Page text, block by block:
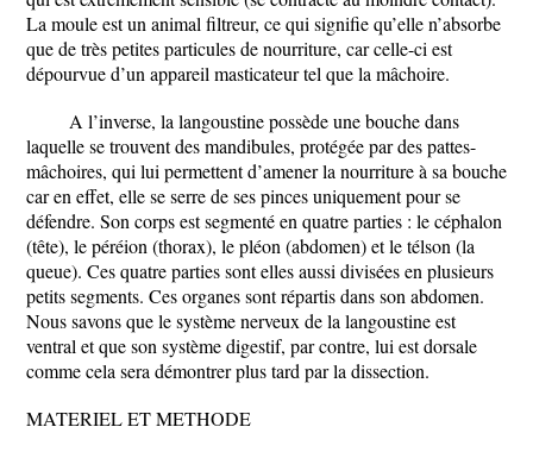
La moule est un animal filtreur, ce qui signifie qu’elle n’absorbe
que de très petites particules de nourriture, car celle-ci est
dépourvue d’un appareil masticateur tel que la mâchoire.
A l’inverse, la langoustine possède une bouche dans
laquelle se trouvent des mandibules, protégée par des pattes-
mâchoires, qui lui permettent d’amener la nourriture à sa bouche
car en effet, elle se serre de ses pinces uniquement pour se
défendre. Son corps est segmenté en quatre parties : le céphalon
(tête), le péréion (thorax), le pléon (abdomen) et le télson (la
queue). Ces quatre parties sont elles aussi divisées en plusieurs
petits segments. Ces organes sont répartis dans son abdomen.
Nous savons que le système nerveux de la langoustine est
ventral et que son système digestif, par contre, lui est dorsale
comme cela sera démontrer plus tard par la dissection.
MATERIEL ET METHODE